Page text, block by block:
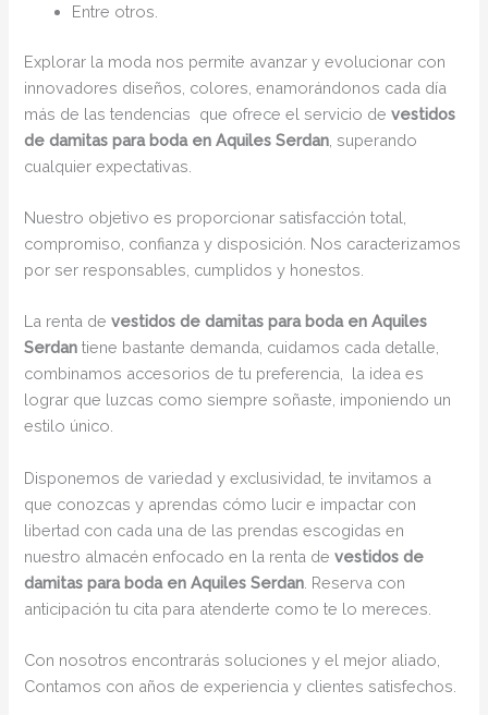
Entre otros.
Explorar la moda nos permite avanzar y evolucionar con
innovadores diseños, colores, enamorándonos cada día
más de las tendencias que ofrece el servicio devestidos
de damitas para boda en Aquiles Serdan , superando
cualquier expectativas.
Nuestro objetivo es proporcionar satisfacción total,
compromiso, confianza y disposición. Nos caracterizamos
por ser responsables, cumplidos y honestos.
La renta devestidos de damitas para boda en Aquiles
Serdantiene bastante demanda, cuidamos cada detalle,
combinamos accesorios de tu preferencia, la idea es
lograr que luzcas como siempre soñaste, imponiendo un
estilo único.
Disponemos de variedad y exclusividad, te invitamos a
que conozcas y aprendas cómo lucir e impactar con
libertad con cada una de las prendas escogidas en
nuestro almacén enfocado en la renta devestidos de
damitas para boda en Aquiles Serdan . Reserva con
anticipación tu cita para atenderte como te lo mereces.
Con nosotros encontrarás soluciones y el mejor aliado,
Contamos con años de experiencia y clientes satisfechos.